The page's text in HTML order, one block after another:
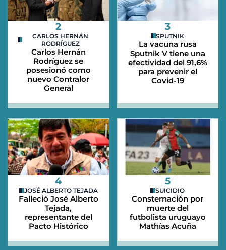
2
CARLOS HERNÁN
RODRÍGUEZ
Carlos Hernán
Rodríguez se
posesionó como
nuevo Contralor
General
3
SPUTNIK
La vacuna rusa
Sputnik V tiene una
efectividad del 91,6%
para prevenir el
Covid-19
4
JOSÉ ALBERTO TEJADA
Falleció José Alberto
Tejada,
representante del
Pacto Histórico
5
SUICIDIO
Consternación por
muerte del
futbolista uruguayo
Mathías Acuña